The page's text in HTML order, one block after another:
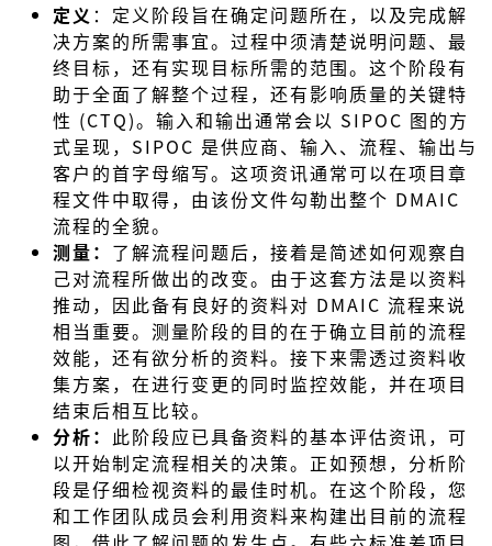
定义 ：定义阶段旨在确定问题所在，以及完成解
决方案的所需事宜。过程中须清楚说明问题、最
终目标，还有实现目标所需的范围。这个阶段有
助于全面了解整个过程，还有影响质量的关键特
性 (CTQ)。输入和输出通常会以 SIPOC 图的方
式呈现，SIPOC 是供应商、输入、流程、输出与
客户的首字母缩写。这项资讯通常可以在项目章
程文件中取得，由该份文件勾勒出整个 DMAIC
流程的全貌。
测量： 了解流程问题后，接着是简述如何观察自
己对流程所做出的改变。由于这套方法是以资料
推动，因此备有良好的资料对 DMAIC 流程来说
相当重要。测量阶段的目的在于确立目前的流程
效能，还有欲分析的资料。接下来需透过资料收
集方案，在进行变更的同时监控效能，并在项目
结束后相互比较。
分析： 此阶段应已具备资料的基本评估资讯，可
以开始制定流程相关的决策。正如预想，分析阶
段是仔细检视资料的最佳时机。在这个阶段，您
和工作团队成员会利用资料来构建出目前的流程